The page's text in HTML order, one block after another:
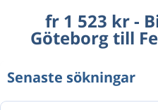
fr 1 523 kr -
Göteborg till
Senaste sökningar